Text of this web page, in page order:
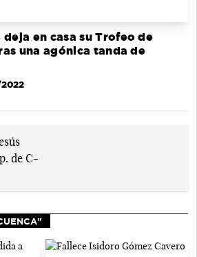
deja en casa su Trofeo de
una agónica tanda de